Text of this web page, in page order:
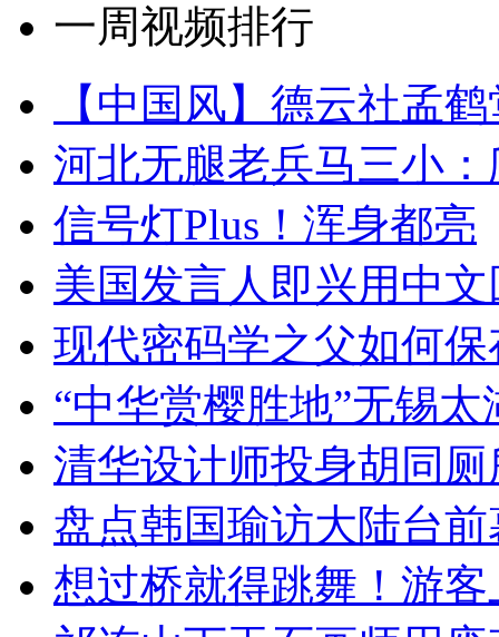
一周视频排行
【中国风】德云社孟
河北无腿老兵马三小
信号灯Plus！浑身都亮
美国发言人即兴用中
现代密码学之父如何
“中华赏樱胜地”无锡
清华设计师投身胡同
盘点韩国瑜访大陆台
想过桥就得跳舞！游客